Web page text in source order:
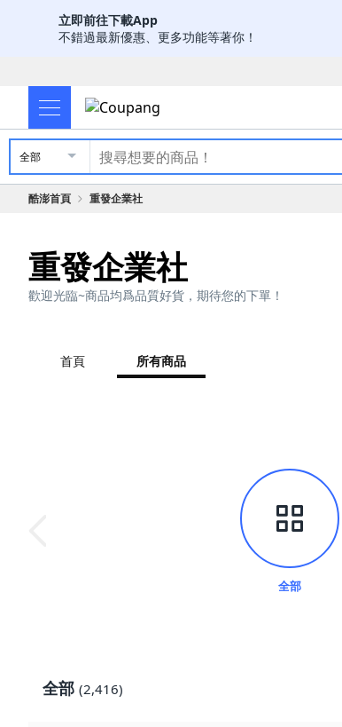
立即前往下載App
不錯過最新優惠、更多功能等著你！
全部
酷澎首頁 重發企業社
重發企業社
歡迎光臨~商品均爲品質好貨，期待您的下單！
首頁 所有商品
全部
全部 (2,416)